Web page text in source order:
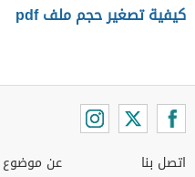
كيفية تصغير حجم ملف pdf
اتصل بنا
عن موضوع